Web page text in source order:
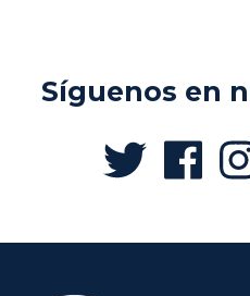
Síguenos en